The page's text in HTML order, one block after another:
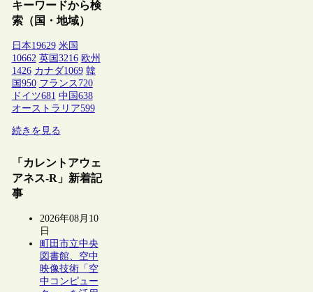
キーワードから検
索（国・地域）
日本19629 米国
10662 英国 3216 欧州
1426 カナダ1069 韓
国 950 フランス 720
ドイツ681 中国 638
オーストラリア599
続きを見る
「カレントアウェ
アネス-R」新着記
事
2026年08月10
日
町田市立中央
図書館、空中
映像技術「空
中コンピュー